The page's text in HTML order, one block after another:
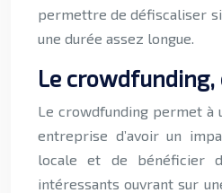
permettre de défiscaliser
une durée assez longue.
Le crowdfunding,
Le crowdfunding permet à
entreprise d’avoir un
locale et de bénéficier
intéressants ouvrant sur